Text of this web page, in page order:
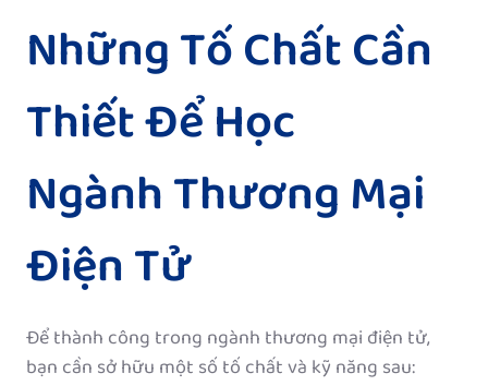
Những Tố Chất Cần
Thiết Để Học
Ngành Thương Mại
Điện Tử
Để thành công trong ngành thương mại điện tử,
bạn cần sở hữu một số tố chất và kỹ năng sau: